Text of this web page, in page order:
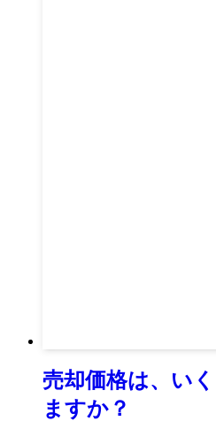
売却価格は、い
ますか？